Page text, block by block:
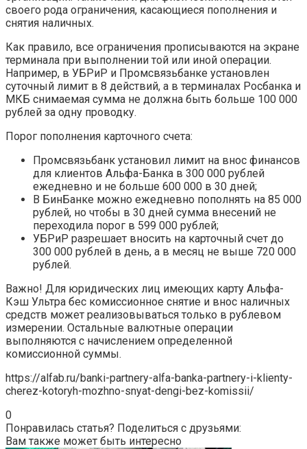
своего рода ограничения, касающиеся пополнения и
снятия наличных.
Как правило, все ограничения прописываются на экране
терминала при выполнении той или иной операции.
Например, в УБРиР и Промсвязьбанке установлен
суточный лимит в 8 действий, а в терминалах Росбанка и
МКБ снимаемая сумма не должна быть больше 100 000
рублей за одну проводку.
Порог пополнения карточного счета:
Промсвязьбанк установил лимит на внос финансов
для клиентов Альфа-Банка в 300 000 рублей
ежедневно и не больше 600 000 в 30 дней;
В БинБанке можно ежедневно пополнять на 85 000
рублей, но чтобы в 30 дней сумма внесений не
переходила порог в 599 000 рублей;
УБРиР разрешает вносить на карточный счет до
300 000 рублей в день, а в месяц не выше 720 000
рублей.
Важно! Для юридических лиц имеющих карту Альфа-
Кэш Ультра бес комиссионное снятие и внос наличных
средств может реализовываться только в рублевом
измерении. Остальные валютные операции
выполняются с начислением определенной
комиссионной суммы.
https://alfab.ru/banki-partnery-alfa-banka-partnery-i-klienty-
cherez-kotoryh-mozhno-snyat-dengi-bez-komissii/
0
Понравилась статья? Поделиться с друзьями:
Вам также может быть интересно